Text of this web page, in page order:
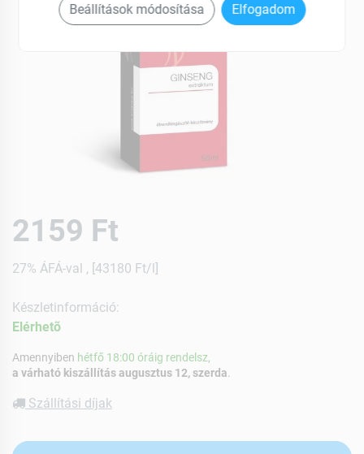
2159 Ft
27% ÁFÁ-val , [43180 Ft/l]
Készletinformáció:
Elérhetõ
Amennyiben hétfő 18:00 óráig rendelsz,
a várható kiszállítás augusztus 12, szerda
Szállítási díjak
Beállítások módosítása Elfogadom